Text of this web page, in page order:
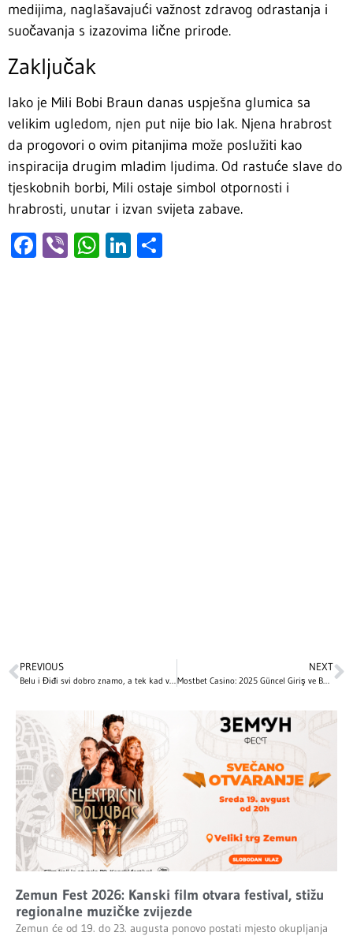
medijima, naglašavajući važnost zdravog odrastanja i
suočavanja s izazovima lične prirode.
Zaključak
Iako je Mili Bobi Braun danas uspješna glumica sa
velikim ugledom, njen put nije bio lak. Njena hrabrost
da progovori o ovim pitanjima može poslužiti kao
inspiracija drugim mladim ljudima. Od rastuće slave do
tjeskobnih borbi, Mili ostaje simbol otpornosti i
hrabrosti, unutar i izvan svijeta zabave.
Facebook
ViberWhatsApp
LinkedIn
PREVIOUS NEXT
Mostbet Casino: 2025 Güncel Giriş ve Bahis Platformu
Zemun Fest 2026: Kanski film otvara festival, stižu
regionalne muzičke zvijezde
Zemun će od 19. do 23. augusta ponovo postati mjesto okupljanja